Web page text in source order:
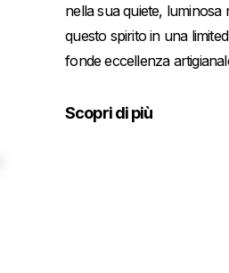
nella sua quiete,
questo spirito in una
fonde eccellenza
Scopri di più